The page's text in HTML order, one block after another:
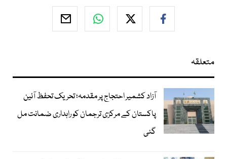
متعلقہ
آزاد کشمیر احتجاج پر مقدمہ؛ تحریک تحفظ آئین
پاکستان کے مرکزی ترجمان کو راہداری ضمانت مل
گئی